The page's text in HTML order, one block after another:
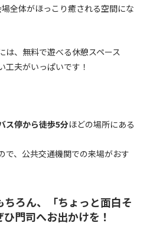
全体がほっこり癒される空間にな
は、無料で遊べる休憩スペース
工夫がいっぱいです！
ス停から徒歩5分ほどの場所にある
、公共交通機関での来場がおす
ろん、「ちょっと面白そ
門司へお出かけを！